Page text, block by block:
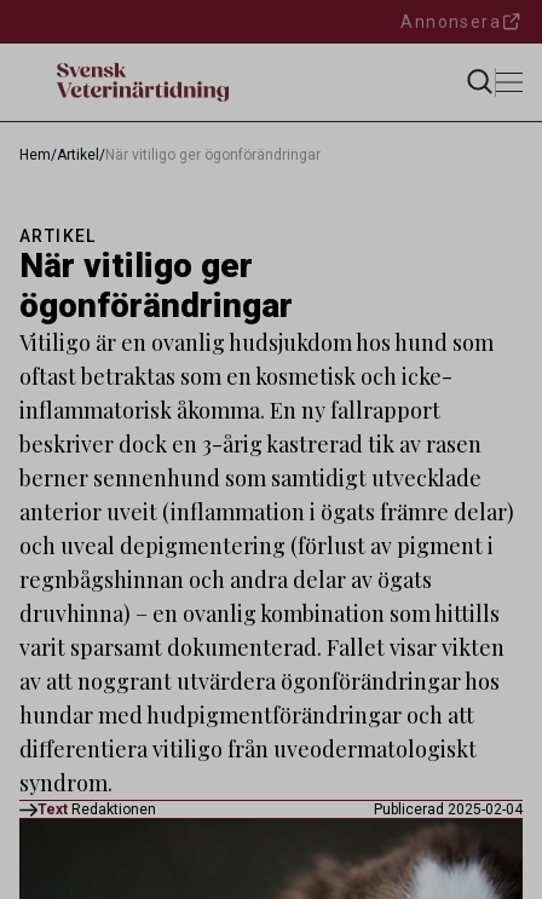
Annonsera
Hem/Artikel /När vitiligo ger ögonförändringar
ARTIKEL
När vitiligo ger
ögonförändringar
Vitiligo är en ovanlig hudsjukdom hos hund som
oftast betraktas som en kosmetisk och icke-
inflammatorisk åkomma. En ny fallrapport
beskriver dock en 3-årig kastrerad tik av rasen
berner sennenhund som samtidigt utvecklade
anterior uveit (inflammation i ögats främre delar)
och uveal depigmentering (förlust av pigment i
regnbågshinnan och andra delar av ögats
druvhinna) – en ovanlig kombination som hittills
varit sparsamt dokumenterad. Fallet visar vikten
av att noggrant utvärdera ögonförändringar hos
hundar med hudpigmentförändringar och att
differentiera vitiligo från uveodermatologiskt
syndrom.
Text Redaktionen Publicerad 2025-02-04